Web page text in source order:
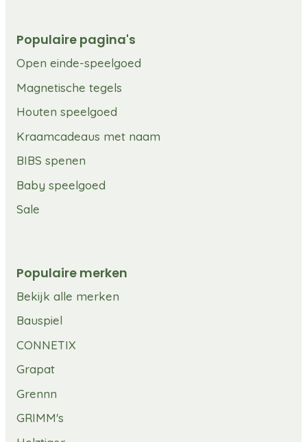
Populaire pagina's
Open einde-speelgoed
Magnetische tegels
Houten speelgoed
Kraamcadeaus met naam
BIBS spenen
Baby speelgoed
Sale
Populaire merken
Bekijk alle merken
Bauspiel
CONNETIX
Grapat
Grennn
GRIMM's